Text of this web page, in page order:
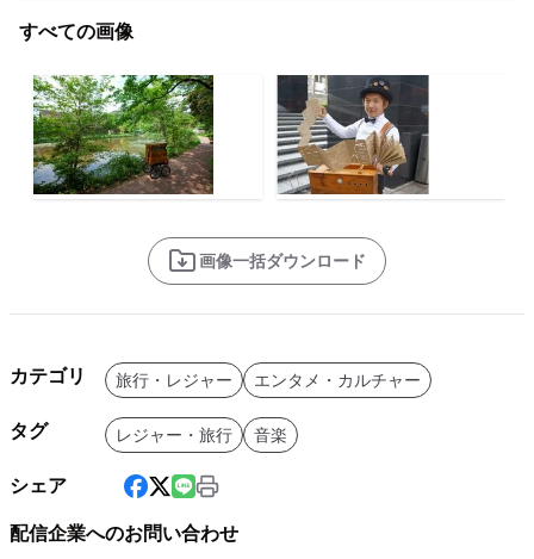
すべての画像
画像一括ダウンロード
カテゴリ 旅行・レジャー エンタメ・カルチャー
タグ レジャー・旅行 音楽
シェア
配信企業へのお問い合わせ